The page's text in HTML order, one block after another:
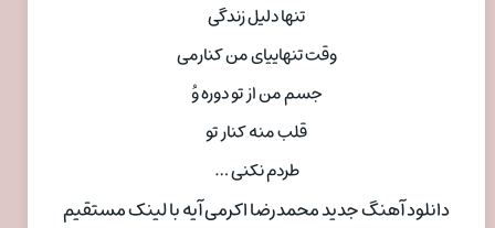
تنها دلیل زندگی
وقت تنهاییای من کنارمی
جسم من از تو دوره وُ
قلب منه کنار تو
طردم نکنی …
دانلود آهنگ جدید محمدرضا اکرمی آیه با لینک مستقیم